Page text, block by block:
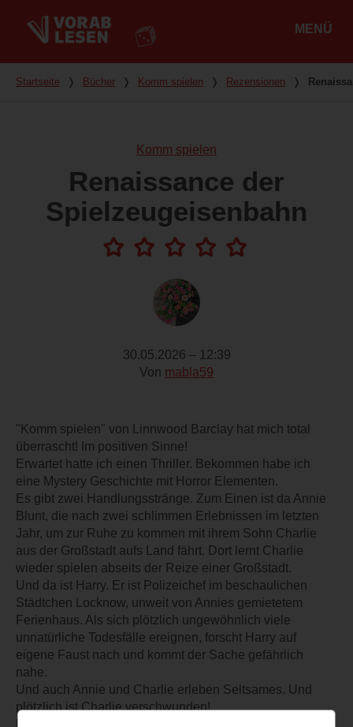
MENÜ
Du bist hier
Startseite ❭ Bücher ❭ Komm spielen ❭ Rezensionen ❭
Komm spielen
Renaissance der
Spielzeugeisenbahn
30.05.2026 – 12:39
Von mabla59
"Komm spielen" von Linnwood Barclay hat mich total
überrascht! Im positiven Sinne!
Erwartet hatte ich einen Thriller. Bekommen habe ich
eine Mystery Geschichte mit Horror Elementen.
Es gibt zwei Handlungsstränge. Zum Einen ist da Annie
Blunt, die nach zwei schlimmen Erlebnissen im letzten
Jahr, um zur Ruhe zu kommen mit ihrem Sohn Charlie
aus der Großstadt aufs Land fährt. Dort lernt Charlie
wieder spielen abseits der Reize einer Großstadt.
Und da ist Harry. Er ist Polizeichef im beschaulichen
Städtchen Locknow, unweit von Annies gemietetem
Ferienhaus. Als sich plötzlich ungewöhnlich viele
unnatürliche Todesfälle ereignen, forscht Harry auf
eigene Faust nach und kommt der Sache gefährlich
nahe.
Und auch Annie und Charlie erleben Seltsames. Und
plötzlich ist Charlie verschwunden!